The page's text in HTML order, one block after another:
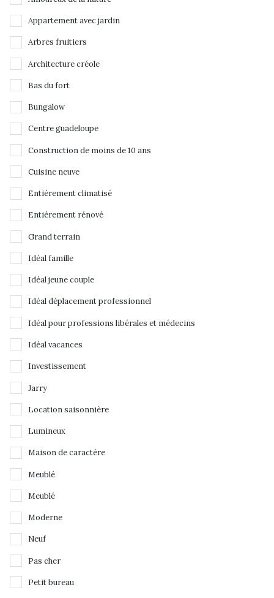
Appartement avec jardin
Arbres fruitiers
Architecture créole
Bas du fort
Bungalow
Centre guadeloupe
Construction de moins de 10 ans
Cuisine neuve
Entièrement climatisé
Entièrement rénové
Grand terrain
Idéal famille
Idéal jeune couple
Idéal déplacement professionnel
Idéal pour professions libérales et médecins
Idéal vacances
Investissement
Jarry
Location saisonnière
Lumineux
Maison de caractère
Meublé
Meublé
Moderne
Neuf
Pas cher
Petit bureau